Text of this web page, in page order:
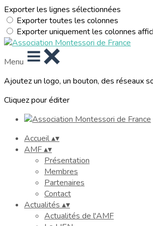
Exporter les lignes sélectionnées
Exporter toutes les colonnes
Exporter uniquement les colonnes
Menu
Ajoutez un logo, un bouton, des réseaux
Cliquez pour éditer
Accueil▴▾
AMF▴▾
Présentation
Membres
Partenaires
Contact
Actualités ▴▾
Actualités de l'AMF